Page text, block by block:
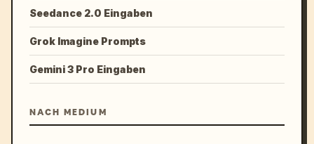
Seedance 2.0 Eingaben
Grok Imagine Prompts
Gemini 3 Pro Eingaben
NACH MEDIUM